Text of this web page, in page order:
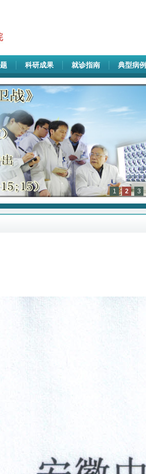
科研成果 就诊指南 典型病例
1 2 3